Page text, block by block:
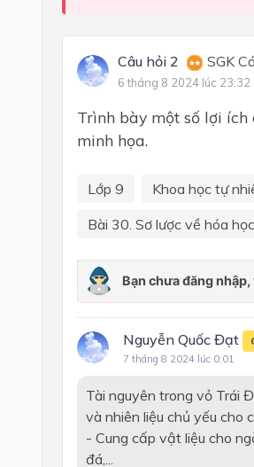
Câu hỏi 2 SGK
6 tháng 8 2024 lúc 23:32
Trình bày một số lợi
minh họa.
Lớp 9
Khoa học tự
Bài 30. Sơ lược về hóa
Nguyễn Quốc Đạt
7 tháng 8 2024 lúc 0:01
Tài nguyên trong vỏ Trái
và nhiên liệu chủ yếu cho
- Cung cấp vật liệu cho
đá,...